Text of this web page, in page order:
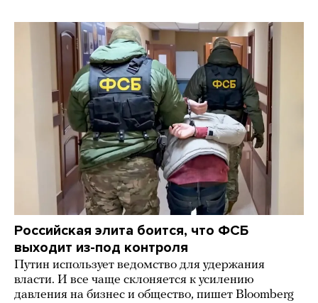
Российская элита боится, что ФСБ
выходит из-под контроля
Путин использует ведомство для удержания
власти. И все чаще склоняется к усилению
давления на бизнес и общество, пишет Bloomberg